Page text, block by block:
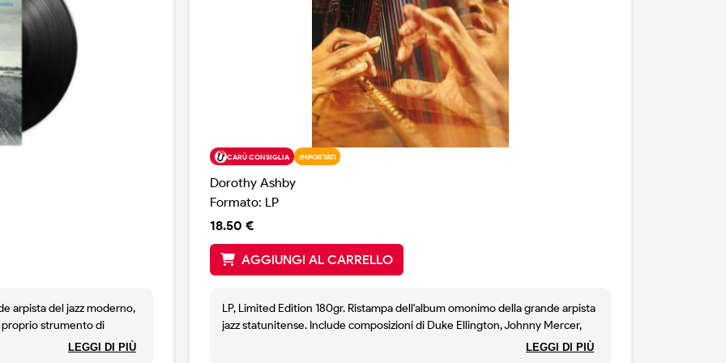
arpista del jazz moderno,
strumento di
con il bebop. Dorothy
LEGGI DI PIÙ
CARÙ CONSIGLIA IMPORTATI
Dorothy Ashby
Formato: LP
18.50 €
AGGIUNGI AL CARRELLO
LP, Limited Edition 180gr. Ristampa dell'album omonimo della grande arpista
jazz statunitense. Include composizioni di Duke Ellington, Johnny Mercer,
John Lewis, Paul Francis Webster, e composizioni originaly della Ashby, che
LEGGI DI PIÙ